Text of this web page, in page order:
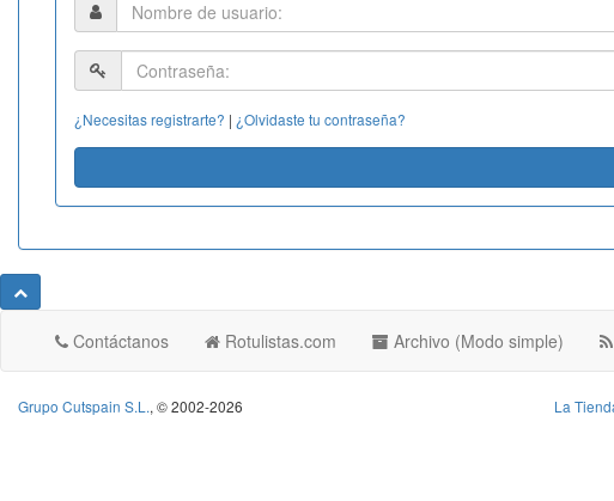
¿Necesitas registrarte? | ¿Olvidaste tu contraseña?
Contáctanos Rotulistas.com Archivo (Modo simple)
Grupo Cutspain S.L., © 2002-2026 La